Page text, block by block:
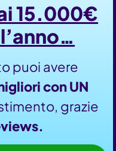
15.000€
puoi avere
con UN
grazie